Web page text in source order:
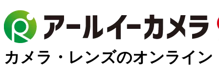
カメラ・レンズのオンライン